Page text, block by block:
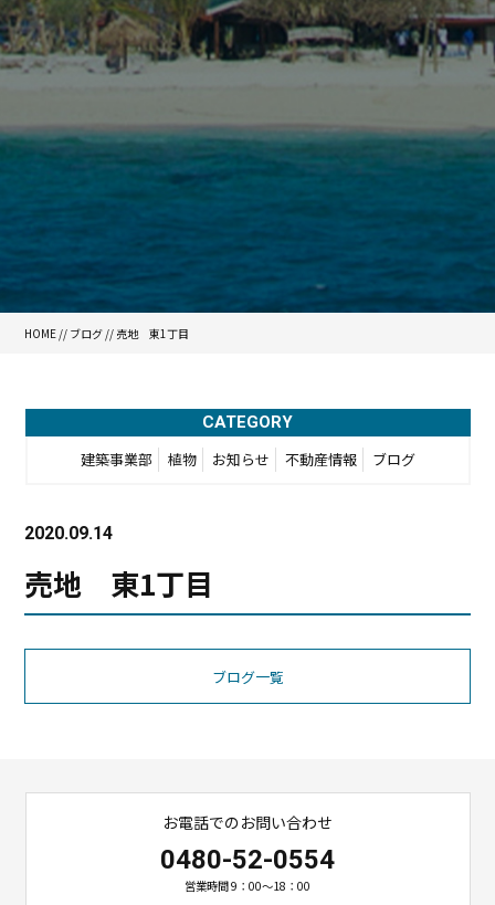
HOME // ブログ // 売地 東1丁目
CATEGORY
建築事業部 植物 お知らせ 不動産情報 ブログ
2020.09.14
売地 東1丁目
ブログ一覧
お電話でのお問い合わせ
0480-52-0554
営業時間 9：00～18：00